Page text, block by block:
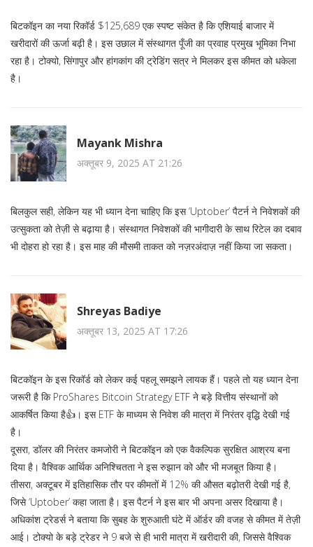
बिटकॉइन का नया रिकॉर्ड $125,689 एक स्पष्ट संकेत है कि एशियाई बाजार में
खरीदारों की ऊर्जा बढ़ी है। इस उछाल में संस्थागत पूँजी का प्रवाह प्रमुख भूमिका निभा
रहा है। टोक्यो, सिंगापुर और हांगकांग की ट्रेडिंग सत्र ने मिलकर इस कीमत को धकेला
है।
Mayank Mishra
अक्तूबर 9, 2025 AT 21:26
बिलकुल सही, लेकिन यह भी ध्यान देना चाहिए कि इस ‘Uptober’ पैटर्न ने निवेशकों की
उत्सुकता को तेज़ी से बढ़ाया है। संस्थागत निवेशकों की भागीदारी के साथ रिटेल का दबाव
भी दोहरा हो रहा है। इस माह की मौसमी ताकत को नज़रअंदाज़ नहीं किया जा सकता।
Shreyas Badiye
अक्तूबर 13, 2025 AT 17:26
बिटकॉइन के इस रिकॉर्ड को लेकर कई पहलू समझने लायक हैं। पहले तो यह ध्यान देना
जरूरी है कि ProShares Bitcoin Strategy ETF ने बड़े वित्तीय संस्थानों को
आकर्षित किया है👍। इस ETF के माध्यम से निवेश की मात्रा में निरंतर वृद्धि देखी गई
है।
दूसरा, डॉलर की निरंतर कमजोरी ने बिटकॉइन को एक वैकल्पिक सुरक्षित आश्रय बना
दिया है। वैश्विक आर्थिक अनिश्चितता ने इस रुझान को और भी मजबूत किया है।
तीसरा, अक्टूबर में इतिहासिक तौर पर कीमतों में 12% की औसत बढ़ोतरी देखी गई है,
जिसे ‘Uptober’ कहा जाता है। इस पैटर्न ने इस बार भी अपना असर दिखाया है।
अधिकांश ट्रेडर्स ने बताया कि सुबह के शुरुआती घंटे में ऑर्डर की वजह से कीमत में तेज़ी
आई। टोक्यो के बड़े ट्रेडर ने 9 बजे से ही भारी मात्रा में खरीदारी की, जिससे वैश्विक